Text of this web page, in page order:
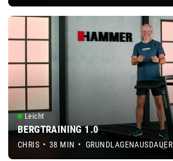
CHRIS • 38 MIN • GRUNDLAGENAUSDAUER
BERGTRAINING 1.0
Leicht